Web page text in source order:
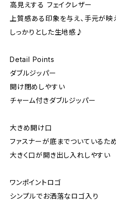
高見えする フェイクレザー
上質感ある印象を与え、手元が映
しっかりとした生地感♪
Detail Points
ダブルジッパー
開け閉めしやすい
チャーム付きダブルジッパー
大きめ開け口
ファスナーが底までついているため
大きく口が開き出し入れしやすい
ワンポイントロゴ
シンプルでお洒落なロゴ入り